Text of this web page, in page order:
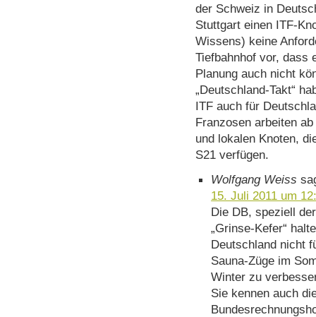
der Schweiz in
Stuttgart einen ITF-
Wissens) keine
Tiefbahnhof vor, dass
Planung auch nicht
„Deutschland-Takt“
ITF auch für
Franzosen arbeiten
und lokalen Knoten,
S21 verfügen.
Wolfgang Weiss
15. Juli 2011 um
Die DB, speziell
„Grinse-Kefer“
Deutschland nicht
Sauna-Züge im
Winter zu
Sie kennen auch